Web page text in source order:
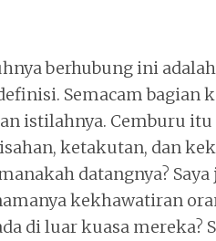
berhubung ini
Semacam bagian
istilahnya. Cemburu itu
ketakutan, dan
datangnya? Saya
kekhawatiran
di luar kuasa mereka?